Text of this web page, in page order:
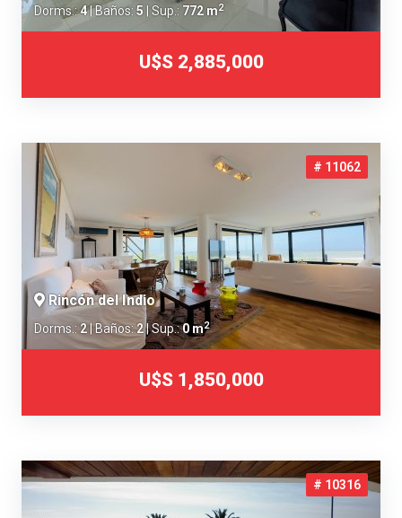
Dorms.:4| Baños: 5 | Sup.: 772 m2
U$S 2,885,000
# 11062
Rincón del Indio
Dorms.: 2| Baños:2| Sup.:0 m2
U$S 1,850,000
# 10316